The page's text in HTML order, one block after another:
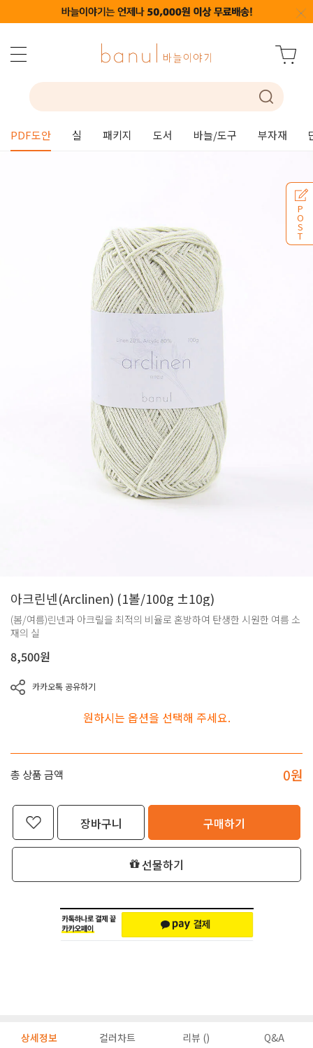
PDF도안 실 패키지 도서 바늘/도구 부자재
P
O
S
T
아크린넨(Arclinen) (1볼/100g ±10g)
(봄/여름)린넨과 아크릴을 최적의 비율로 혼방하여 탄생한 시원한 여름 소
재의 실
8,500원
카카오톡 공유하기
원하시는 옵션을 선택해 주세요.
총 상품 금액 0원
장바구니 구매하기
선물하기
상세정보 컬러차트 리뷰 () Q&A